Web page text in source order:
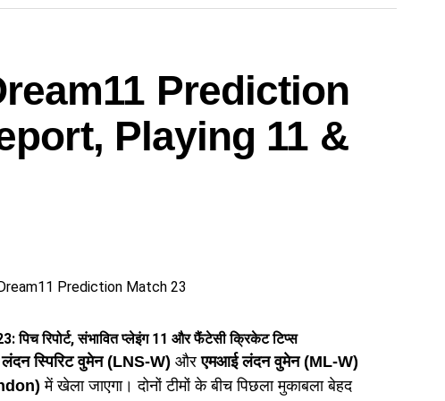
ऑलराउंडर)
टीमें)
टीम)
हाई-रिवॉर्ड टीम)
Prediction
Playing 11 &
रिपोर्ट, संभावित प्लेइंग 11 और फैंटेसी क्रिकेट टिप्स
लंदन स्पिरिट वुमेन (LNS-W) औरएमआई लंदन वुमेन (ML-W)
में खेला जाएगा। दोनों टीमों के बीच पिछला मुकाबला बेहद